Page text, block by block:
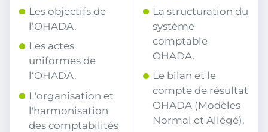
Les objectifs de
l’OHADA.
Les actes
uniformes de
l‘OHADA.
L'organisation et
l'harmonisation
des comptabilités
La structuration du
système
comptable
OHADA.
Le bilan et le
compte de résultat
OHADA (Modèles
Normal et Allégé).